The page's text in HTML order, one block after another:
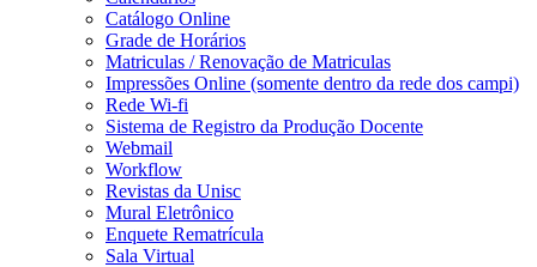
Catálogo Online
Grade de Horários
Matriculas / Renovação de Matriculas
Impressões Online (somente dentro da rede dos campi)
Rede Wi-fi
Sistema de Registro da Produção Docente
Webmail
Workflow
Revistas da Unisc
Mural Eletrônico
Enquete Rematrícula
Sala Virtual